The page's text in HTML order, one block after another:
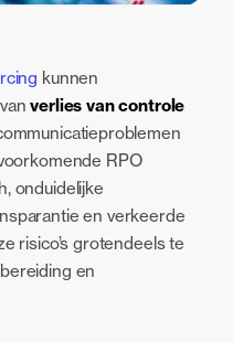
kunnen
verlies van controle
RPO
onduidelijke
en verkeerde
risico’s grotendeels te
en